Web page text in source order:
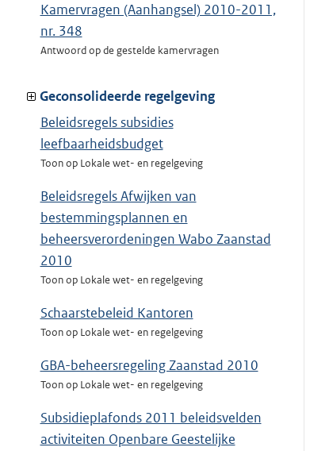
Kamervragen (Aanhangsel) 2010-2011,
nr. 348
Antwoord op de gestelde kamervragen
Geconsolideerde regelgeving
Beleidsregels subsidies
leefbaarheidsbudget
Toon op Lokale wet- en regelgeving
Beleidsregels Afwijken van
bestemmingsplannen en
beheersverordeningen Wabo Zaanstad
2010
Toon op Lokale wet- en regelgeving
Schaarstebeleid Kantoren
Toon op Lokale wet- en regelgeving
GBA-beheersregeling Zaanstad 2010
Toon op Lokale wet- en regelgeving
Subsidieplafonds 2011 beleidsvelden
activiteiten Openbare Geestelijke